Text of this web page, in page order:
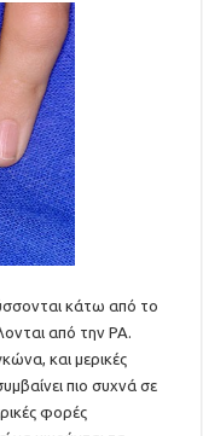
κάτω από το
από την ΡΑ.
και μερικές
πιο συχνά σε
φορές